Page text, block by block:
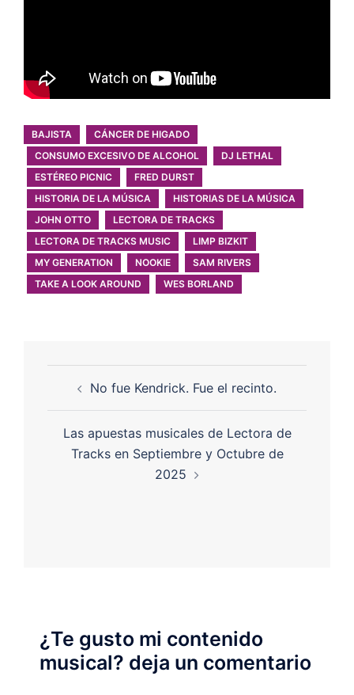
BAJISTA
CÁNCER DE HIGADO
CONSUMO EXCESIVO DE ALCOHOL
DJ LETHAL
ESTÉREO PICNIC
FRED DURST
HISTORIA DE LA MÚSICA
HISTORIAS DE LA MÚSICA
JOHN OTTO
LECTORA DE TRACKS
LECTORA DE TRACKS MUSIC
LIMP BIZKIT
MY GENERATION
NOOKIE
SAM RIVERS
TAKE A LOOK AROUND
WES BORLAND
No fue Kendrick. Fue el recinto.
Las apuestas musicales de Lectora de
Tracks en Septiembre y Octubre de
2025
¿Te gusto mi contenido
musical? deja un comentario